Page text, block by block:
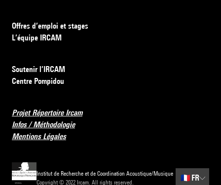
Offres d’emploi et stages
L’équipe IRCAM
Soutenir l’IRCAM
Centre Pompidou
Projet Répertoire Ircam
Infos / Méthodologie
Mentions Légales
Institut de Recherche et de Coordination Acoustique/Musique
Copyright © 2022 Ircam. All rights reserved.
🇫🇷 FR